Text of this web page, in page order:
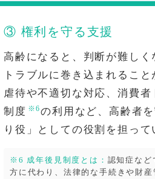
③ 権利を守る支援
高齢になると、判断が難し
トラブルに巻き込まれること
虐待や不適切な対応、消費
制度 ※6の利用など、高齢者
り役」としての役割を担って
※6 成年後見制度とは： 認知症など
方に代わり、法律的な手続きや財